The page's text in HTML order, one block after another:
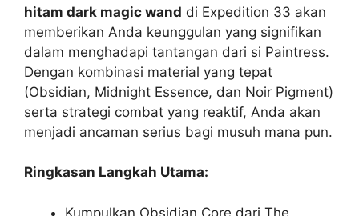
hitam dark magic wand di Expedition 33 akan
memberikan Anda keunggulan yang signifikan
dalam menghadapi tantangan dari si Paintress.
Dengan kombinasi material yang tepat
(Obsidian, Midnight Essence, dan Noir Pigment)
serta strategi combat yang reaktif, Anda akan
menjadi ancaman serius bagi musuh mana pun.
Ringkasan Langkah Utama:
Kumpulkan Obsidian Core dari The